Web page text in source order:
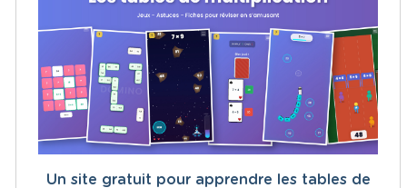
Un site gratuit pour apprendre les tables de